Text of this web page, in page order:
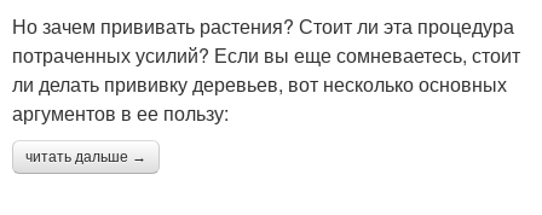
Но зачем прививать растения? Стоит ли эта процедура
потраченных усилий? Если вы еще сомневаетесь, стоит
ли делать прививку деревьев, вот несколько основных
аргументов в ее пользу:
читать дальше →